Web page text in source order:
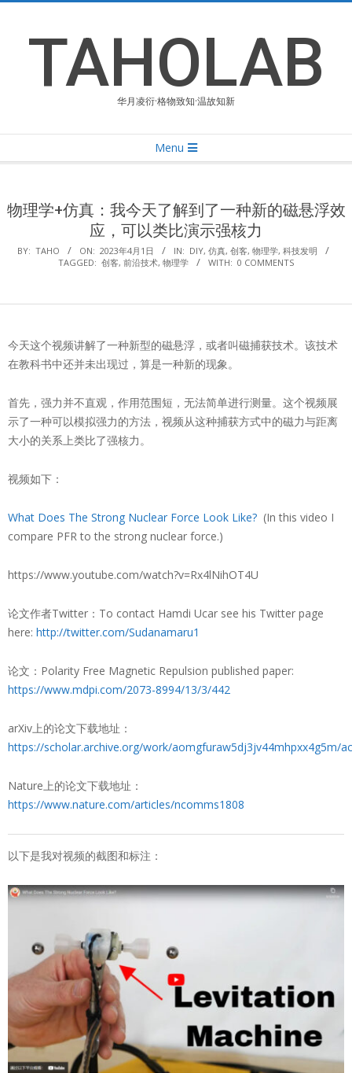
contentTAHOLAB
华月凌衍·格物致知·温故知新
Navigation
Menu
物理学+仿真：我今天了解到了一种新的磁悬浮效
应，可以类比演示强核力
BY: TAHO ON: 2023年4月1日 IN: DIY, 仿真, 创客, 物理学, 科技发明
TAGGED: 创客, 前沿技术, 物理学 WITH: 0 COMMENTS
今天这个视频讲解了一种新型的磁悬浮，或者叫磁捕获技术。该技术
在教科书中还并未出现过，算是一种新的现象。
首先，强力并不直观，作用范围短，无法简单进行测量。这个视频展
示了一种可以模拟强力的方法，视频从这种捕获方式中的磁力与距离
大小的关系上类比了强核力。
视频如下：
What Does The Strong Nuclear Force Look Like? (In this video I
compare PFR to the strong nuclear force.)
https://www.youtube.com/watch?v=Rx4lNihOT4U
论文作者Twitter：To contact Hamdi Ucar see his Twitter page
here: http://twitter.com/Sudanamaru1
论文：Polarity Free Magnetic Repulsion published paper:
https://www.mdpi.com/2073-8994/13/3/442
arXiv上的论文下载地址：
https://scholar.archive.org/work/aomgfuraw5dj3jv44mhpxx4g5m/
Nature上的论文下载地址：
https://www.nature.com/articles/ncomms1808
以下是我对视频的截图和标注：